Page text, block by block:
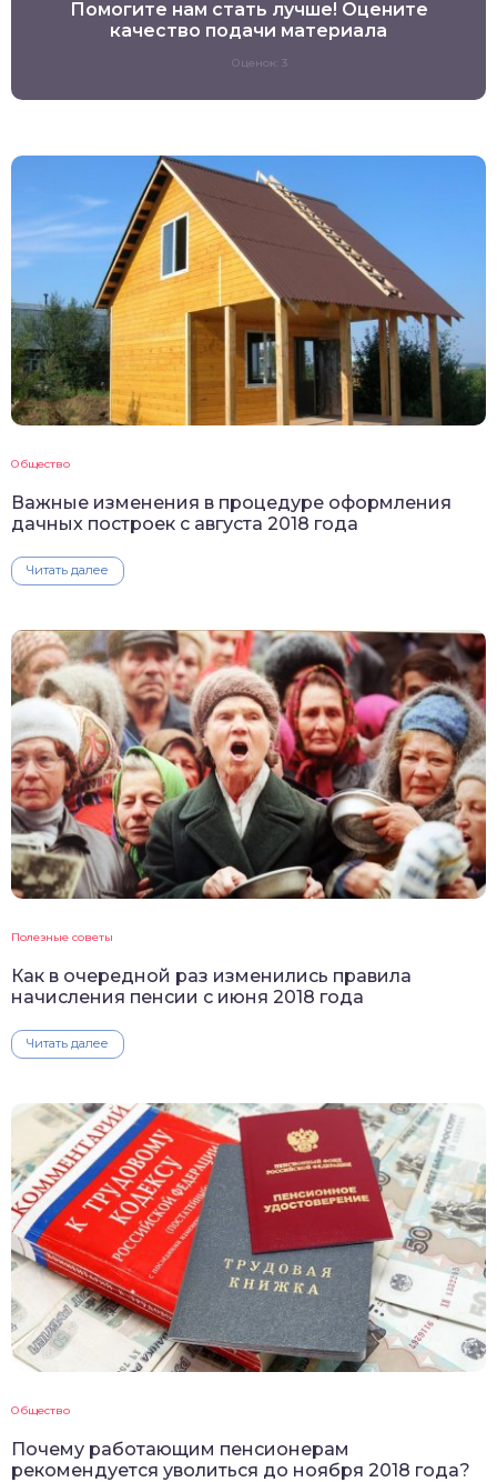
Помогите нам стать лучше! Оцените
качество подачи материала
Оценок: 3
Общество
Важные изменения в процедуре оформления
дачных построек с августа 2018 года
Читать далее
Полезные советы
Как в очередной раз изменились правила
начисления пенсии с июня 2018 года
Читать далее
Общество
Почему работающим пенсионерам
рекомендуется уволиться до ноября 2018 года?